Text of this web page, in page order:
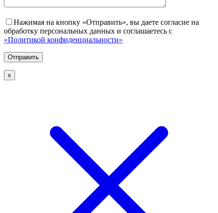
Нажимая на кнопку «Отправить», вы даете согласие на
обработку персональных данных и соглашаетесь с
«Политикой конфиденциальности»
х